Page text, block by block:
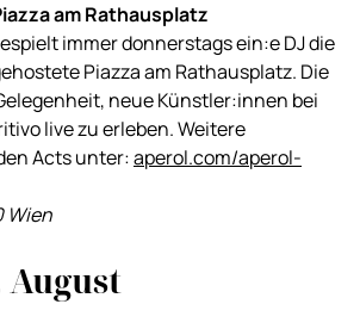
am Rathausplatz
immer donnerstags ein:e DJ die
Piazza am Rathausplatz. Die
neue Künstler:innen bei
live zu erleben. Weitere
Acts unter:aperol.com/aperol-
Wien
August